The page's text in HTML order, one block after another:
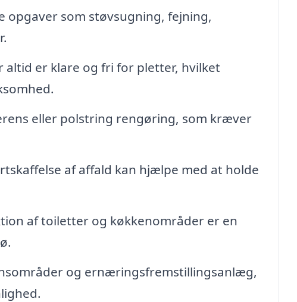
som støvsugning, fejning,
altid er klare og fri for pletter, hvilket
eller polstring rengøring, som kræver
af affald kan hjælpe med at holde
af toiletter og køkkenområder er en
og ernæringsfremstillingsanlæg,